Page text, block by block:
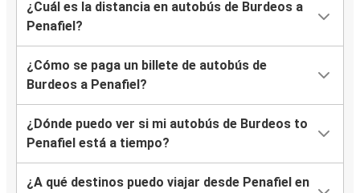
¿Cuál es la distancia en autobús de Burdeos a
Penafiel?
¿Cómo se paga un billete de autobús de
Burdeos a Penafiel?
¿Dónde puedo ver si mi autobús de Burdeos to
Penafiel está a tiempo?
¿A qué destinos puedo viajar desde Penafiel en